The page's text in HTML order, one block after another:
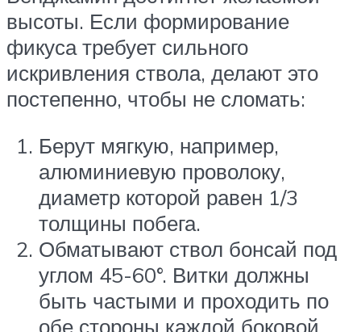
высоты. Если формирование
фикуса требует сильного
искривления ствола, делают это
постепенно, чтобы не сломать:
Берут мягкую, например,
алюминиевую проволоку,
диаметр которой равен 1/3
толщины побега.
Обматывают ствол бонсай под
углом 45-60°. Витки должны
быть частыми и проходить по
обе стороны каждой боковой